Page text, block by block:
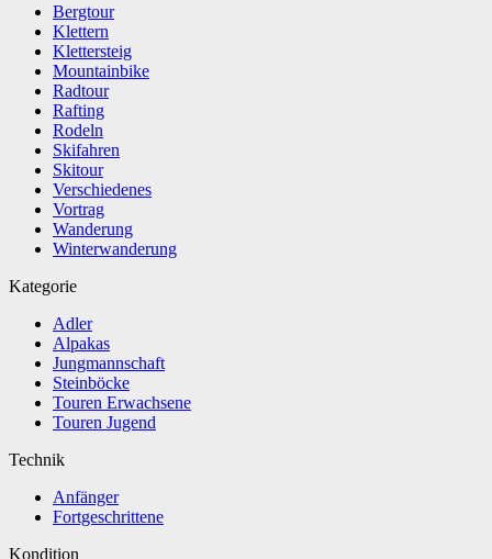
Bergtour
Klettern
Klettersteig
Mountainbike
Radtour
Rafting
Rodeln
Skifahren
Skitour
Verschiedenes
Vortrag
Wanderung
Winterwanderung
Kategorie
Adler
Alpakas
Jungmannschaft
Steinböcke
Touren Erwachsene
Touren Jugend
Technik
Anfänger
Fortgeschrittene
Kondition